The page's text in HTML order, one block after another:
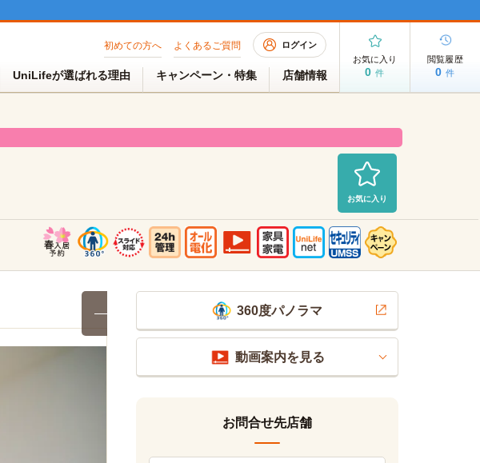
初めての方へ よくあるご質問 ログイン
UniLifeが選ばれる理由 キャンペーン・特集 店舗情報
お気に入り
0 件
閲覧履歴
0 件
お気に入り
2026/08/01 PM 16:32現在
360度パノラマ
動画案内を見る
お問合せ先店舗